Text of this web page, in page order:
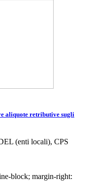
aliquote retributive sugli
(enti locali), CPS
block; margin-right: